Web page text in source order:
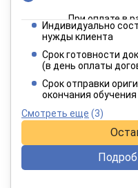
При оплате в
2 182
При оплате в
Индивидуально
нужды клиента
Срок готовности
(в день оплаты
Срок отправки
окончания
Смотреть еще (3)